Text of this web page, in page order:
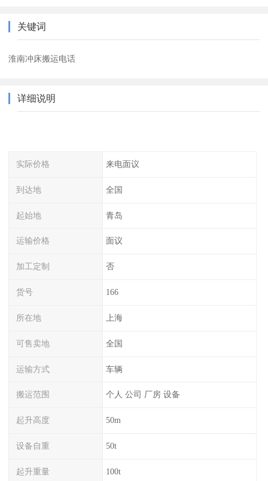
关键词
淮南冲床搬运电话
详细说明
实际价格 来电面议
到达地 全国
起始地 青岛
运输价格 面议
加工定制 否
货号 166
所在地 上海
可售卖地 全国
运输方式 车辆
搬运范围 个人 公司 厂房 设备
起升高度 50m
设备自重 50t
起升重量 100t